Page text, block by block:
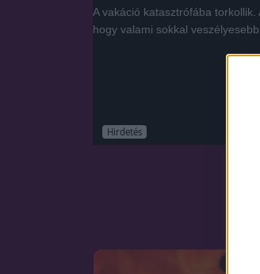
Hirdetés
A vakáció katasztrófába
hogy valami sokkal